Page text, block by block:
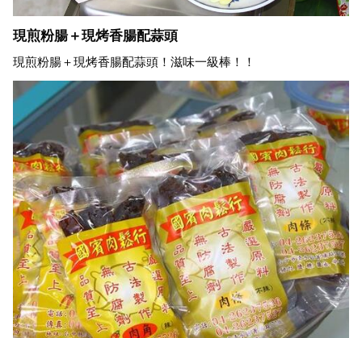
現煎粉腸＋現烤香腸配蒜頭
現煎粉腸＋現烤香腸配蒜頭！滋味一級棒！！